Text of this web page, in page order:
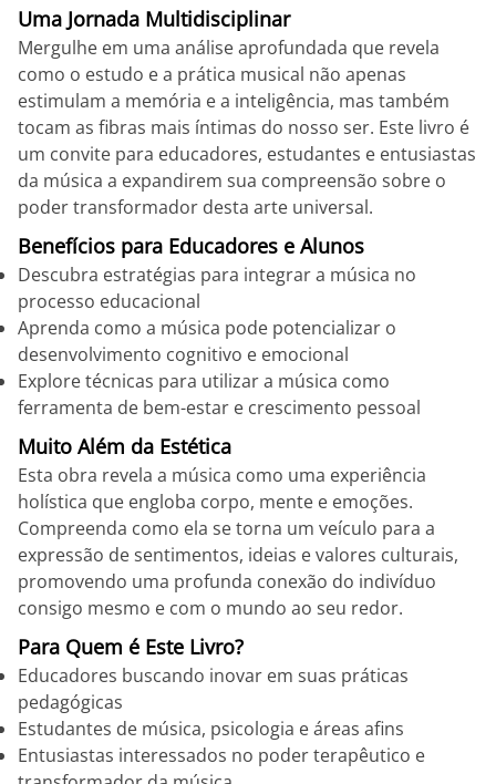
Uma Jornada Multidisciplinar
Mergulhe em uma análise aprofundada que revela
como o estudo e a prática musical não apenas
estimulam a memória e a inteligência, mas também
tocam as fibras mais íntimas do nosso ser. Este livro é
um convite para educadores, estudantes e entusiastas
da música a expandirem sua compreensão sobre o
poder transformador desta arte universal.
Benefícios para Educadores e Alunos
Descubra estratégias para integrar a música no
processo educacional
Aprenda como a música pode potencializar o
desenvolvimento cognitivo e emocional
Explore técnicas para utilizar a música como
ferramenta de bem-estar e crescimento pessoal
Muito Além da Estética
Esta obra revela a música como uma experiência
holística que engloba corpo, mente e emoções.
Compreenda como ela se torna um veículo para a
expressão de sentimentos, ideias e valores culturais,
promovendo uma profunda conexão do indivíduo
consigo mesmo e com o mundo ao seu redor.
Para Quem é Este Livro?
Educadores buscando inovar em suas práticas
pedagógicas
Estudantes de música, psicologia e áreas afins
Entusiastas interessados no poder terapêutico e